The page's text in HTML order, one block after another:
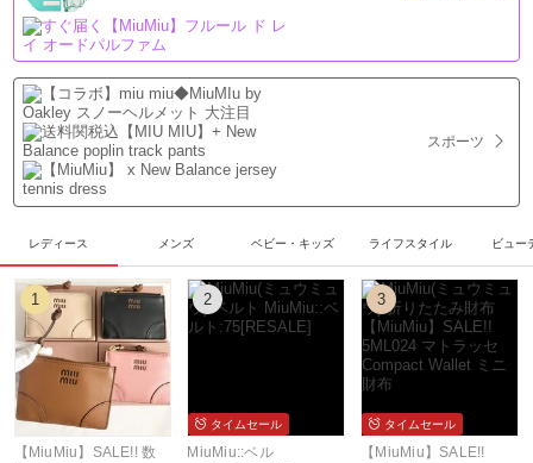
スポーツ
レディース メンズ ベビー・キッズ ライフスタイル ビュー
1
【MiuMiu】SALE!! 数
2
タイムセール
MiuMiu::ベル
3
タイムセール
【MiuMiu】SALE!!